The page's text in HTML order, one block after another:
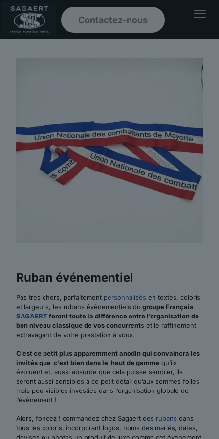
Contactez-nous
Ruban événementiel
Pas très chers, parfaitement personnalisés en textes, coloris
et largeurs, les rubans évènementiels du groupe Français
SAGAERT feront toute la différenceentre l’organisation de
bon niveau classique de vos concurrents et le raffinement
extravagant de votre prestation à vous.
C’est ce petit plus apparemment anodin qui convaincra les
invités que c’est bien dans le haut de gamme qu’ils
évoluent et, aussi absurde que cela puisse sembler, ils
seront aussi sensibles à ce petit détail qu’aux sommes folles
mais peu visibles investies dans l’organisation globale de
l’évènement !
Alors, foncez ! commandez chez Sagaert des rubans dans
tous les coloris, incorporant logos, noms des mariés, dates,
devises ou photos un produit de luxe comme cet évènement